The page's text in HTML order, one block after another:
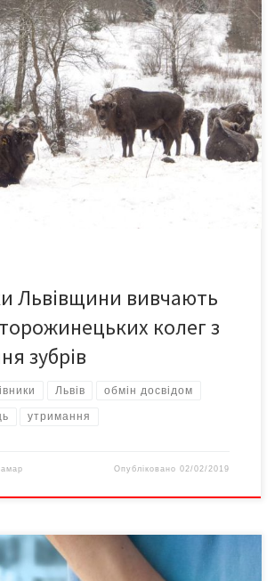
ЛГ» з робочим візитом відвідала
області, до якої увійшли представники
та Великомостівської міськради,
Львівського ОУЛМГ, екологи, активісти.
досвід Сторожинецького лісгоспу у
функціонуванні вольєру для
зубра європейського. «Версії» вже писали
Львівщини вивчають
колег з
зубрів
Львів обмін досвідом
утримання
Опубліковано02/02/2019